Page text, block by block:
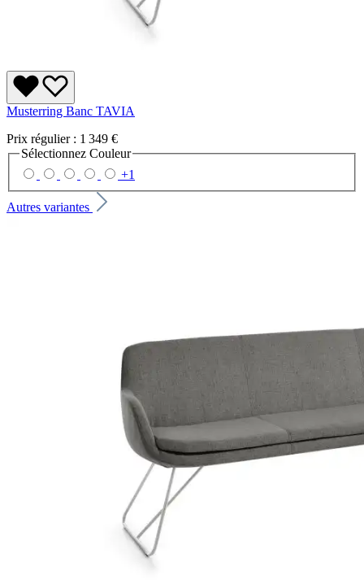
Musterring Banc TAVIA
Prix régulier : 1 349 €
Sélectionnez Couleur
+1
Autres variantes